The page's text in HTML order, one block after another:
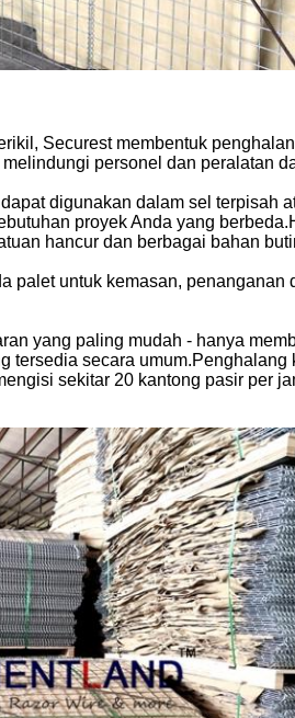
Securest membentuk
personel dan peralatan
digunakan dalam sel terpisah
proyek Anda yang
hancur dan berbagai bahan
palet untuk kemasan,
yang paling mudah - hanya
tersedia secara
sekitar 20 kantong pasir per